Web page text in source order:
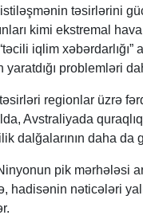
təsirlərini
kimi ekstremal
iqlim xəbərdarlığı”
problemləri
regionlar üzrə
Avstraliyada
dalğalarının daha
pik mərhələsi
hadisənin nəticələri